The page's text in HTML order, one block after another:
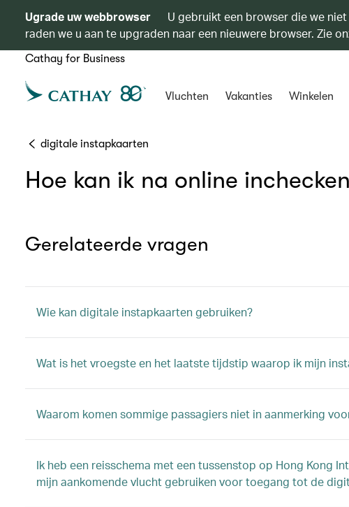
Ugrade uw webbrowser
U gebruikt een browser die we
raden we u aan te upgraden naar een nieuwere browser. Zie
Cathay for Business
Vluchten Vakanties Winkelen
digitale instapkaarten
Hoe kan ik na online
Gerelateerde vragen
Wie kan digitale instapkaarten gebruiken?
Wat is het vroegste en het laatste tijdstip waarop ik mijn
Waarom komen sommige passagiers niet in aanmerking
Ik heb een reisschema met een tussenstop op Hong Kong
mijn aankomende vlucht gebruiken voor toegang tot de